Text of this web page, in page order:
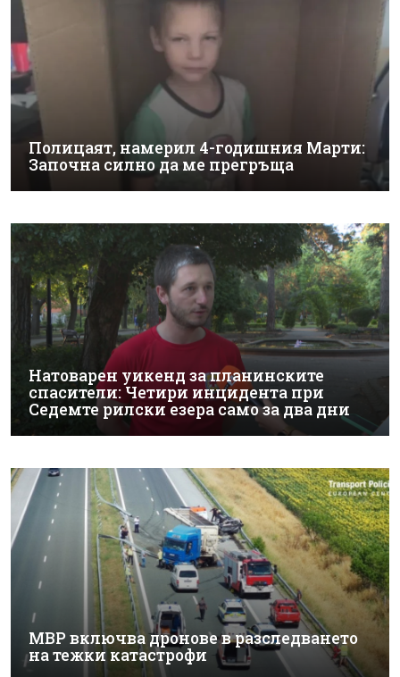
Полицаят, намерил 4-годишния Марти:
Започна силно да ме прегръща
Натоварен уикенд за планинските
спасители: Четири инцидента при
Седемте рилски езера само за два дни
МВР включва дронове в разследването
на тежки катастрофи